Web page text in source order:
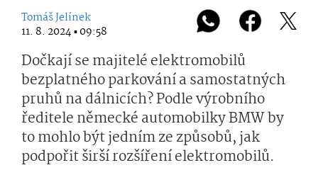
Tomáš Jelínek
11. 8. 2024 ▪ 09:58
Dočkají se majitelé elektromobilů
bezplatného parkování a samostatných
pruhů na dálnicích? Podle výrobního
ředitele německé automobilky BMW by
to mohlo být jedním ze způsobů, jak
podpořit širší rozšíření elektromobilů.